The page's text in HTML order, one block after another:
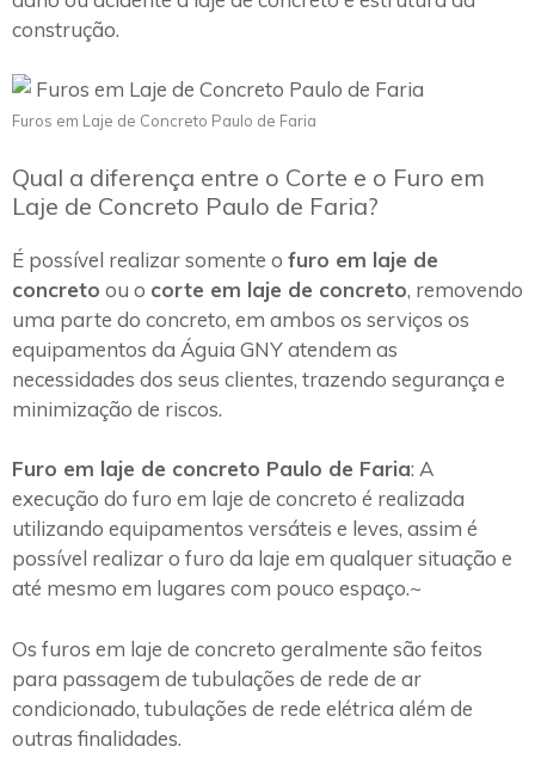
construção.
Furos em Laje de Concreto Paulo de Faria
Qual a diferença entre o Corte e o Furo em
Laje de Concreto Paulo de Faria?
É possível realizar somente o furo em laje de
concreto ou o corte em laje de concreto, removendo
uma parte do concreto, em ambos os serviços os
equipamentos da Águia GNY atendem as
necessidades dos seus clientes, trazendo segurança e
minimização de riscos.
Furo em laje de concreto Paulo de Faria: A
execução do furo em laje de concreto é realizada
utilizando equipamentos versáteis e leves, assim é
possível realizar o furo da laje em qualquer situação e
até mesmo em lugares com pouco espaço.~
Os furos em laje de concreto geralmente são feitos
para passagem de tubulações de rede de ar
condicionado, tubulações de rede elétrica além de
outras finalidades.